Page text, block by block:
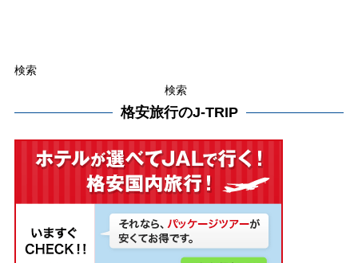
検索
検索
格安旅行のJ-TRIP